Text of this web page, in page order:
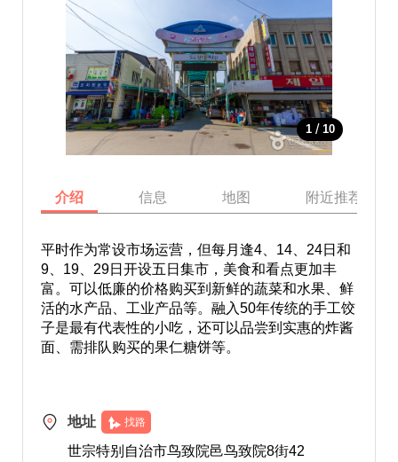
1 / 10
介绍 信息 地图 附近推荐景点
平时作为常设市场运营，但每月逢4、14、24日和
9、19、29日开设五日集市，美食和看点更加丰
富。可以低廉的价格购买到新鲜的蔬菜和水果、鲜
活的水产品、工业产品等。融入50年传统的手工饺
子是最有代表性的小吃，还可以品尝到实惠的炸酱
面、需排队购买的果仁糖饼等。
地址 找路
世宗特别自治市鸟致院邑鸟致院8街42